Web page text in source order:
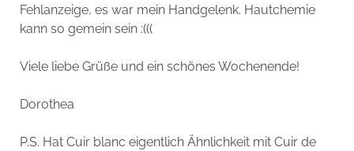
Fehlanzeige, es war mein Handgelenk. Hautchemie
kann so gemein sein :(((
Viele liebe Grüße und ein schönes Wochenende!
Dorothea
P.S. Hat Cuir blanc eigentlich Ähnlichkeit mit Cuir de